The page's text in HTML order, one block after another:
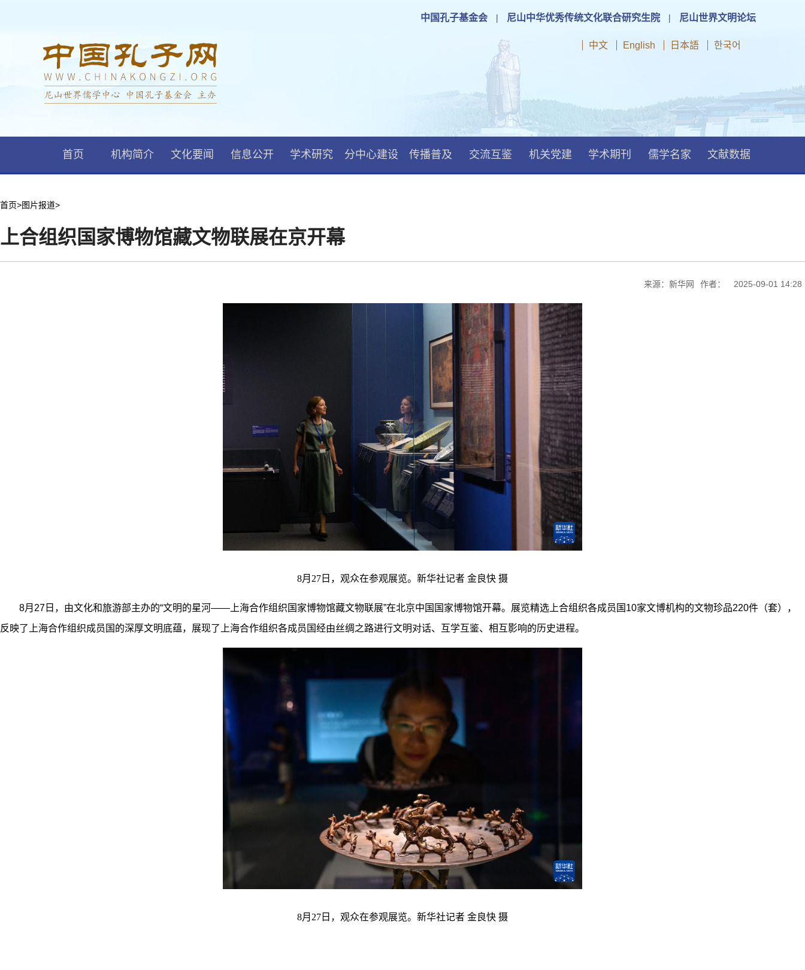
中国孔子基金会 | 尼山中华优秀传统文化联合研究生院 | 尼山世界文明论坛
中文 English 日本語 한국어
首页 机构简介 文化要闻 信息公开 学术研究 分中心建设 传播普及 交流互鉴 机关党建 学术期刊 儒学名家 文献数据
首页>图片报道>
上合组织国家博物馆藏文物联展在京开幕
来源：新华网 作者： 2025-09-01 14:28
8月27日，观众在参观展览。新华社记者 金良快 摄
8月27日，由文化和旅游部主办的“文明的星河——上海合作组织国家博物馆藏文物联展”在北京中国国家博物馆开幕。展览精选上合组织各成员国10家文博机构的文物珍品220件（套），
反映了上海合作组织成员国的深厚文明底蕴，展现了上海合作组织各成员国经由丝绸之路进行文明对话、互学互鉴、相互影响的历史进程。
8月27日，观众在参观展览。新华社记者 金良快 摄